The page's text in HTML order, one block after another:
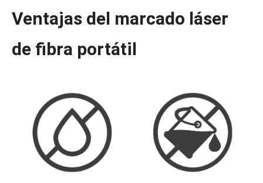
Ventajas del marcado láser
de fibra portátil